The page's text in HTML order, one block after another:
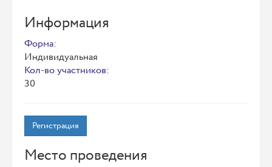
Информация
Форма:
Индивидуальная
Кол-во участников:
30
Регистрация
Место проведения